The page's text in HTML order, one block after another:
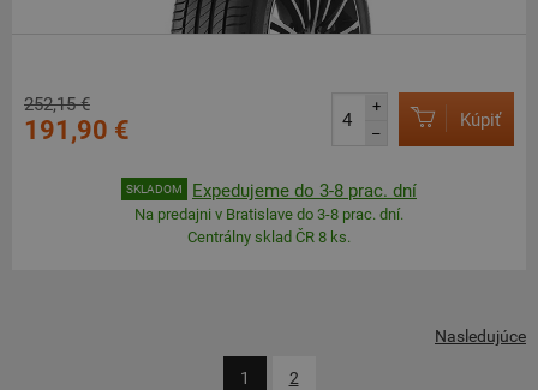
252,15 €
191,90 €
+
–
Kúpiť
SKLADOM Expedujeme do 3-8 prac. dní
Na predajni v Bratislave do 3-8 prac. dní.
Centrálny sklad ČR 8 ks.
1 2
Nasledujúce